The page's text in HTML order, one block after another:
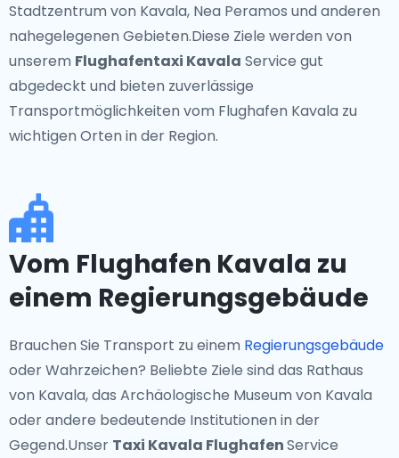
Stadtzentrum von Kavala, Nea Peramos und anderen
nahegelegenen Gebieten.Diese Ziele werden von
unserem Flughafentaxi Kavala Service gut
abgedeckt und bieten zuverlässige
Transportmöglichkeiten vom Flughafen Kavala zu
wichtigen Orten in der Region.
Vom Flughafen Kavala zu
einem Regierungsgebäude
Brauchen Sie Transport zu einem Regierungsgebäude
oder Wahrzeichen? Beliebte Ziele sind das Rathaus
von Kavala, das Archäologische Museum von Kavala
oder andere bedeutende Institutionen in der
Gegend.Unser Taxi Kavala FlughafenService